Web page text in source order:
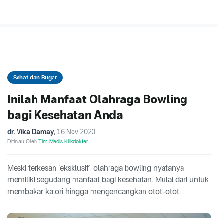
Sehat dan Bugar
Inilah Manfaat Olahraga Bowling
bagi Kesehatan Anda
dr. Vika Damay, 16 Nov 2020
Ditinjau Oleh Tim Medis Klikdokter
Meski terkesan ‘eksklusif’, olahraga bowling nyatanya
memiliki segudang manfaat bagi kesehatan. Mulai dari untuk
membakar kalori hingga mengencangkan otot-otot.